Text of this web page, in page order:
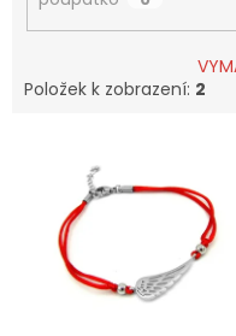
Položek k zobrazení: 2